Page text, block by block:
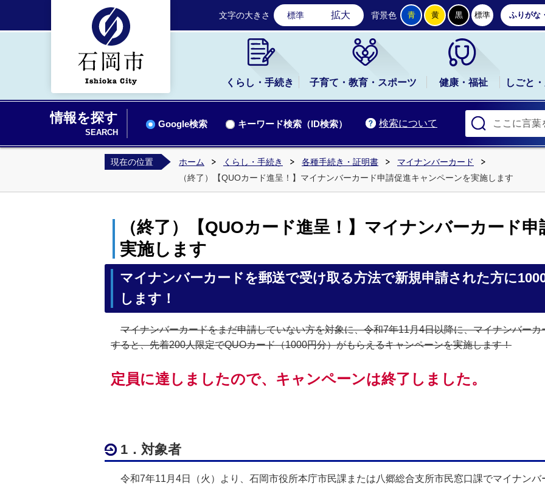
石岡市公式ホームページ
文字の大きさ 標準 拡大 背景色 青 黄 黒 標準 ふりがな
くらし・手続き 子育て・教育・スポーツ 健康・福祉 しごと
情報を探す
SEARCH
検索について
Google検索 キーワード検索（ID検索）
現在の位置 ホーム くらし・手続き 各種手続き・証明書
マイナンバーカード
（終了）【QUOカード進呈！】マイナンバーカード申請促進キャンペーンを実施します
（終了）【QUOカード進呈！】マイナンバーカード
実施します
マイナンバーカードを郵送で受け取る方法で新規申請された方に
します！
マイナンバーカードをまだ申請していない方を対象に、令和7年11月4日以降に、マイナンバー
すると、先着200人限定でQUOカード（1000円分）がもらえるキャンペーンを実施します！
定員に達しましたので、キャンペーンは終了しました。
1．対象者
令和7年11月4日（火）より、石岡市役所本庁市民課または八郷総合支所市民窓口課でマイナン